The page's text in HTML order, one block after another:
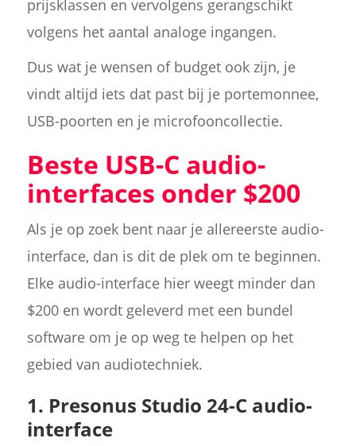
prijsklassen en vervolgens gerangschikt
volgens het aantal analoge ingangen.
Dus wat je wensen of budget ook zijn, je
vindt altijd iets dat past bij je portemonnee,
USB-poorten en je microfooncollectie.
Beste USB-C audio-
interfaces onder $200
Als je op zoek bent naar je allereerste audio-
interface, dan is dit de plek om te beginnen.
Elke audio-interface hier weegt minder dan
$200 en wordt geleverd met een bundel
software om je op weg te helpen op het
gebied van audiotechniek.
1. Presonus Studio 24-C audio-
interface